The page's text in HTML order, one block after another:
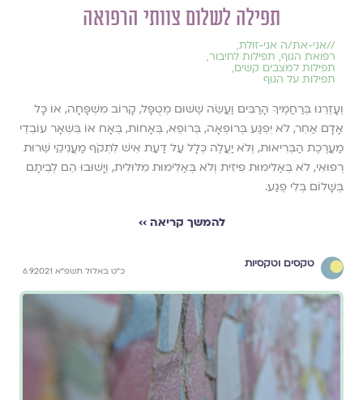
תפילה לשלום צוותי הרפואה
//אני-את/ה אני-זולת,
רפואת הגוף, תפילות לחיבור,
תפילות למצבים קשים,
תפילות על הגוף
וְעָזְרֵנוּ בְּרַחֲמֶיךָ הָרַבִּים וַעֲשֵׂה שֶׁשּׁוּם מְטֻפָּל, קָרוֹב מִשְׁפָּחָה, אוֹ כָּל
אָדָם אַחֵר, לֹא יִפְגַּע בְּרוֹפְאָה, בְּרוֹפֵא, בְּאָחוֹת, בְּאָח אוֹ בִּשְׁאָר עוֹבְדֵי
מַעֲרֶכֶת הַבְּרִיאוּת, וְלֹא יַעֲלֶה כְּלָל עַל דַּעַת אִישׁ לִתְקֹף מַעֲנִיקֵי שֵׁרוּת
רְפוּאִי, לֹא בְּאַלִּימוּת פִיזִית וְלֹא בְּאַלִּימוּת מִלּוּלִית, וְיָשׁוּבוּ הֵם לְבֵיתָם
בְּשָׁלוֹם בְּלִי פֶגַע.
להמשך קריאה ››
טקסים וטקסיות
כ"ט באלול תשפ"א 6.9.2021